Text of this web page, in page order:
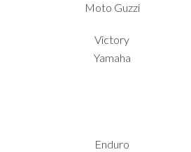
Moto Guzzi
Victory
Yamaha
Enduro